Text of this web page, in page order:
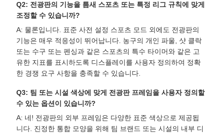
Q2: 전광판의 기능을 틈새 스포츠 또는 특정 리그 규칙에 맞게
조정할 수 있습니까?
A: 물론입니다. 표준 사전 설정 스포츠 모드 외에도 전광판의
기능은 매우 적응성이 뛰어납니다. 농구의 개인 파울, 샷 클락
또는 수구 또는 펜싱과 같은 스포츠의 특수 타이머와 같은 고
유한 지표를 표시하도록 디스플레이를 사용자 정의하여 정확
한 경쟁 요구 사항을 충족할 수 있습니다.
Q3: 팀 또는 시설 색상에 맞게 전광판 프레임을 사용자 정의할
수 있는 옵션이 있습니까?
A: 네! 전광판의 외부 프레임은 다양한 표준 색상으로 제공됩
니다. 진정한 통합 모양을 위해 팀 브랜드 또는 시설의 내부 디